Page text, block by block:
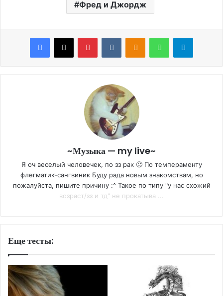
Фред и Джордж
~Музыка — my live~
Я оч веселый человечек, по зз рак 🙂 По темпераменту
флегматик-сангвиник Буду рада новым знакомствам, но
пожалуйста, пишите причину :^ Такое по типу "у нас схожий
возраст/зз и тд" не прокатыва ...
Еще тесты: